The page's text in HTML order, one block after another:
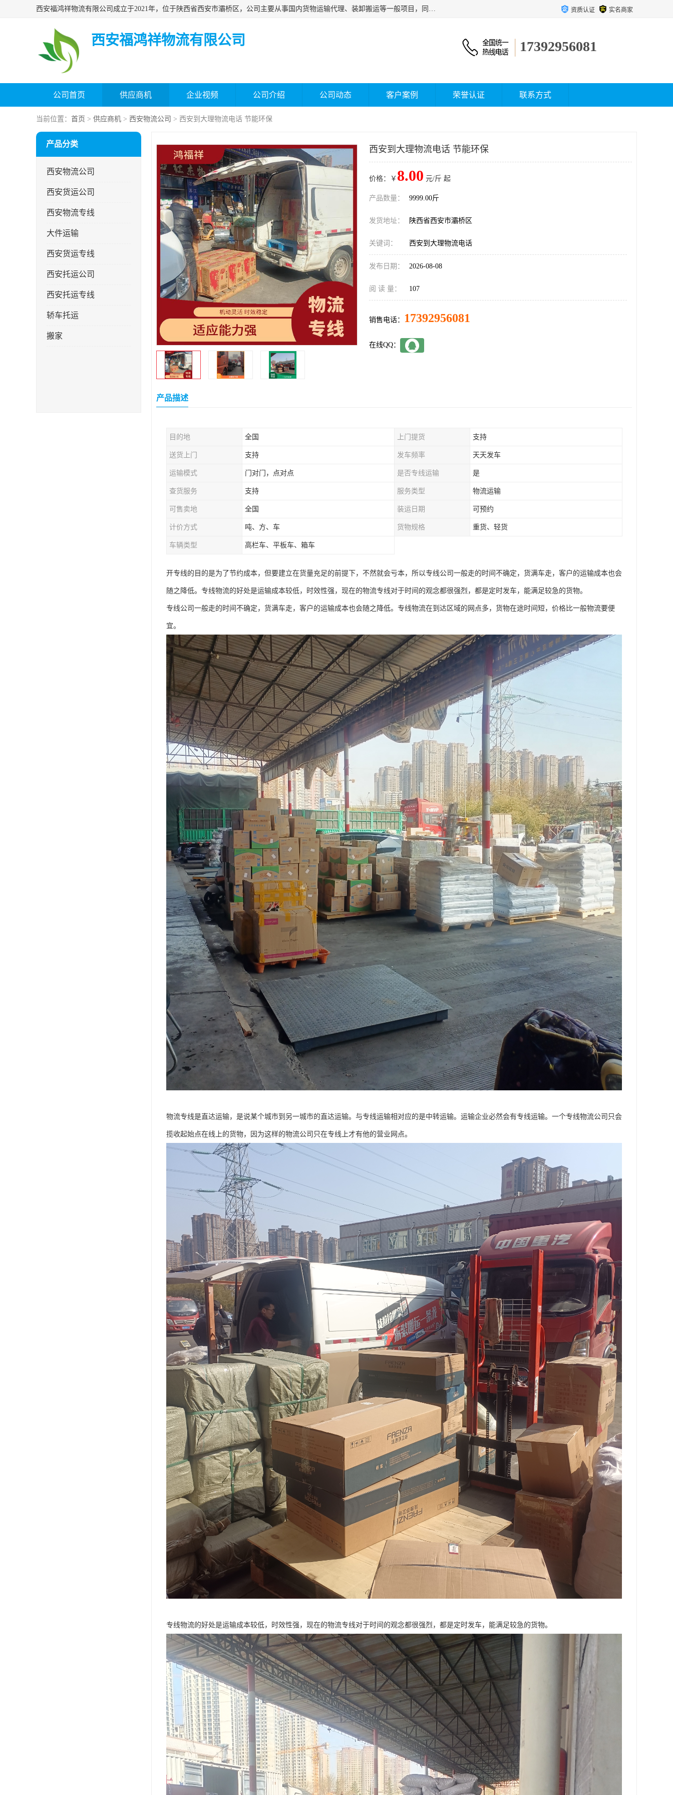
西安福鸿祥物流有限公司成立于2021年，位于陕西省西安市灞桥区，公司主要从事国内货物运输代理、装卸搬运等一般项目，同时具备道路货物运输（不含危险货物）的许可资质。凭借专业的物流服务和*的运输能力，公司致力于为客户提供安全、可靠的物流解决方案，满足多样化的运输需求，助力企业*运营。 资质认证 实名商家
西安福鸿祥物流有限公司 17392956081
公司首页 供应商机 企业视频 公司介绍 公司动态 客户案例 荣誉认证 联系方式
当前位置： 首页 > 供应商机 > 西安物流公司 > 西安到大理物流电话 节能环保
产品分类
西安物流公司
西安货运公司
西安物流专线
大件运输
西安货运专线
西安托运公司
西安托运专线
轿车托运
搬家
西安到大理物流电话 节能环保
价格：￥ 8.00 元/斤 起
产品数量： 9999.00斤
发货地址： 陕西省西安市灞桥区
关键词： 西安到大理物流电话
发布日期： 2026-08-08
阅 读 量： 107
销售电话： 17392956081
在线QQ：
产品描述
目的地 全国 上门提货 支持
送货上门 支持 发车频率 天天发车
运输模式 门对门，点对点 是否专线运输 是
查货服务 支持 服务类型 物流运输
可售卖地 全国 装运日期 可预约
计价方式 吨、方、车 货物规格 重货、轻货
车辆类型 高栏车、平板车、箱车
开专线的目的是为了节约成本，但要建立在货量充足的前提下，不然就会亏本，所以专线公司一般走的时间不确定，货满车走，客户的运输成本也会
随之降低。专线物流的好处是运输成本较低，时效性强，现在的物流专线对于时间的观念都很强烈，都是定时发车，能满足较急的货物。
专线公司一般走的时间不确定，货满车走，客户的运输成本也会随之降低。专线物流在到达区域的网点多，货物在途时间短，价格比一般物流要便
宜。
物流专线是直达运输，是说某个城市到另一城市的直达运输。与专线运输相对应的是中转运输。运输企业必然会有专线运输。一个专线物流公司只会
揽收起始点在线上的货物，因为这样的物流公司只在专线上才有他的营业网点。
专线物流的好处是运输成本较低，时效性强，现在的物流专线对于时间的观念都很强烈，都是定时发车，能满足较急的货物。